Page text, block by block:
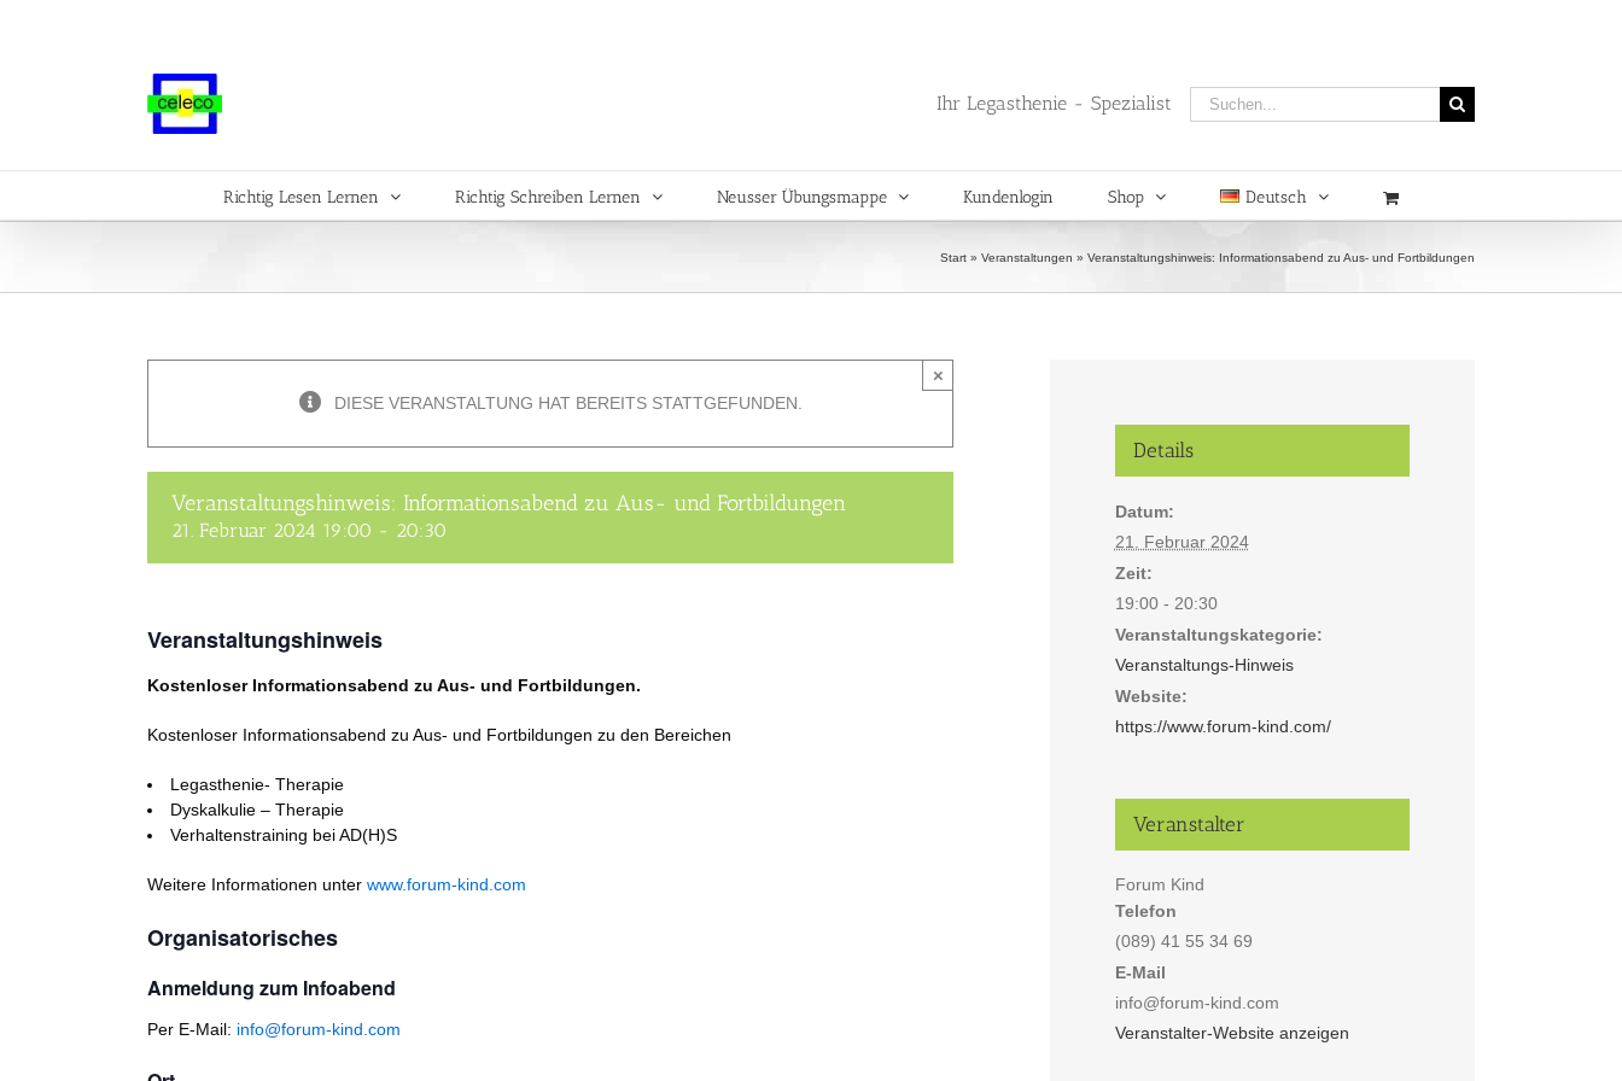
Ihr Legasthenie - Spezialist
Suche
nach:
Richtig Lesen Lernen Richtig Schreiben Lernen Neusser Übungsmappe Kundenlogin Shop Deutsch
Start » Veranstaltungen » Veranstaltungshinweis: Informationsabend zu Aus- und Fortbildungen
DIESE VERANSTALTUNG HAT BEREITS STATTGEFUNDEN.
×
Veranstaltungshinweis: Informationsabend zu Aus- und Fortbildungen
21. Februar 2024 19:00 - 20:30
Veranstaltungshinweis
Kostenloser Informationsabend zu Aus- und Fortbildungen.
Kostenloser Informationsabend zu Aus- und Fortbildungen zu den Bereichen
Legasthenie- Therapie
Dyskalkulie – Therapie
Verhaltenstraining bei AD(H)S
Weitere Informationen unter www.forum-kind.com
Organisatorisches
Anmeldung zum Infoabend
Per E-Mail: info@forum-kind.com
Details
Datum:
21. Februar 2024
Zeit:
19:00 - 20:30
Veranstaltungskategorie:
Veranstaltungs-Hinweis
Website:
https://www.forum-kind.com/
Veranstalter
Forum Kind
Telefon
(089) 41 55 34 69
E-Mail
info@forum-kind.com
Veranstalter-Website anzeigen